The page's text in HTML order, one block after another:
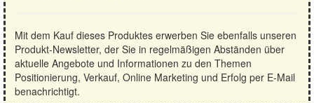
Mit dem Kauf dieses Produktes erwerben Sie ebenfalls unseren
Produkt-Newsletter, der Sie in regelmäßigen Abständen über
aktuelle Angebote und Informationen zu den Themen
Positionierung, Verkauf, Online Marketing und Erfolg per E-Mail
benachrichtigt.